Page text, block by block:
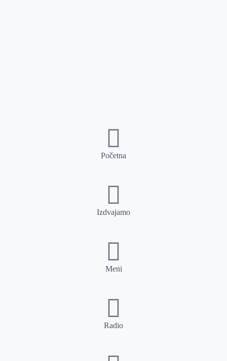
Početna
Izdvajamo
Meni
Radio